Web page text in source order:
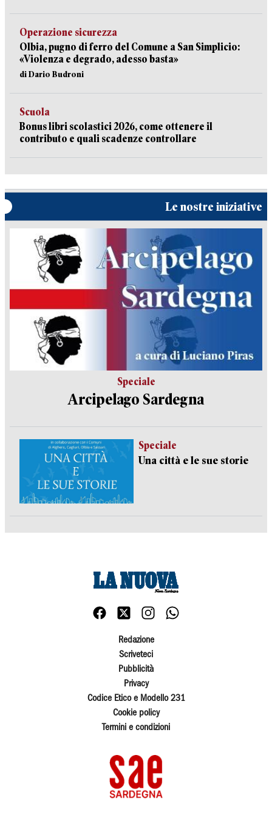
Operazione sicurezza
Olbia, pugno di ferro del Comune a San Simplicio:
«Violenza e degrado, adesso basta»
di Dario Budroni
Scuola
Bonus libri scolastici 2026, come ottenere il
contributo e quali scadenze controllare
Le nostre iniziative
Speciale
Arcipelago Sardegna
Speciale
Una città e le sue storie
Redazione
Scriveteci
Pubblicità
Privacy
Codice Etico e Modello 231
Cookie policy
Termini e condizioni